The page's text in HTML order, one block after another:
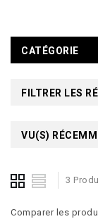
CATÉGORIE
FILTRER LES
VU(S)
3
Comparer les